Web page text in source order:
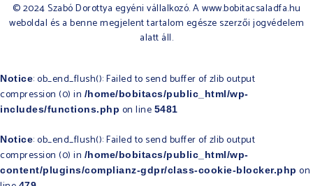
© 2024 Szabó Dorottya egyéni vállalkozó. A www.bobitacsaladfa.hu
weboldal és a benne megjelent tartalom egésze szerzői jogvédelem
alatt áll.​
Notice: ob_end_flush(): Failed to send buffer of zlib output
compression (0) in /home/bobitacs/public_html/wp-
includes/functions.php on line 5481
Notice: ob_end_flush(): Failed to send buffer of zlib output
compression (0) in /home/bobitacs/public_html/wp-
content/plugins/complianz-gdpr/class-cookie-blocker.php on